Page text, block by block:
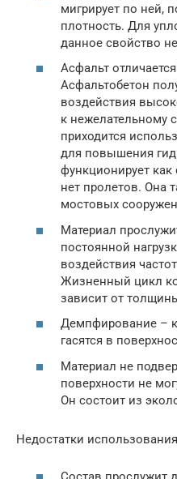
мигрирует по ней,
плотность. Для
данное свойство
Асфальт
Асфальтобетон
воздействия
к нежелательному
приходится
для повышения
функционирует
нет пролетов. Она
мостовых
Материал
постоянной
воздействия
Жизненный цикл
зависит от
Демпфирование –
гасятся в
Материал не
поверхности не
Он состоит из
Недостатки